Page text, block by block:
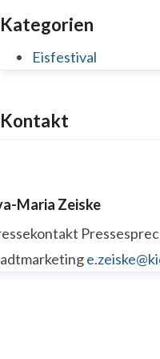
Kategorien
Eisfestival
Kontakt
Maria Zeiske